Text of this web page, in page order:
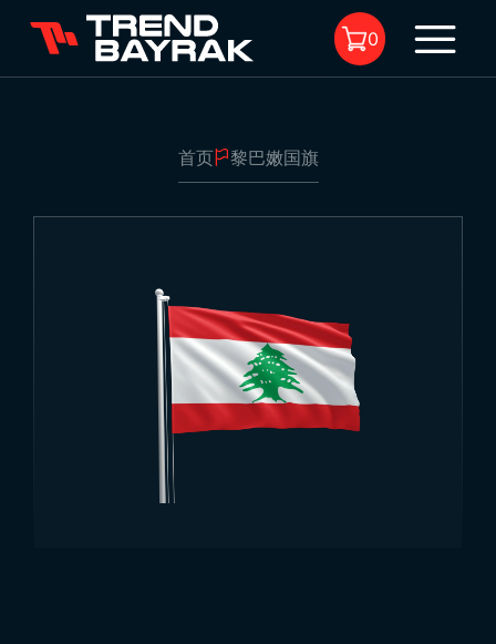
黎巴嫩国旗
面料类型及印花:-
0
首页 黎巴嫩国旗